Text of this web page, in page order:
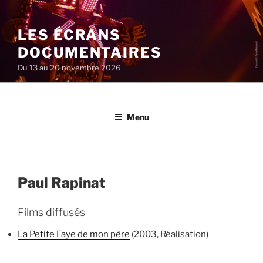
au
contenu
principal
LES ÉCRANS
DOCUMENTAIRES
Du 13 au 20 novembre 2026
Menu
Paul Rapinat
Films diffusés
La Petite Faye de mon père (2003, Réalisation)